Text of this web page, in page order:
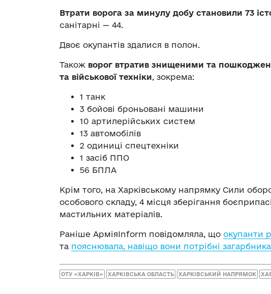
Втрати ворога за минулу добу становили 73
санітарні — 44.
Двоє окупантів здалися в полон.
Також ворог втратив знищеними та
та військової техніки, зокрема:
1 танк
3 бойові броньовані машини
10 артилерійських систем
13 автомобілів
2 одиниці спецтехніки
1 засіб ППО
56 БПЛА
Крім того, на Харківському напрямку Сили
особового складу, 4 місця зберігання
мастильних матеріалів.
Раніше АрміяInform повідомляла, що окупанти
та пояснювала, навіщо вони потрібні
ОТУ «ХАРКІВ» ХАРКІВСЬКА ОБЛАСТЬ ХАРКІВСЬКИЙ НАПРЯМОК